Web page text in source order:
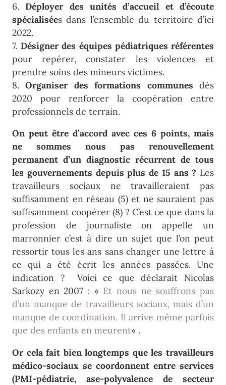
6.Déployer des unités d’accueil et d’écoute
spécialisées dans l’ensemble du territoire d’ici
2022.
7. Désigner des équipes pédiatriques référentes
pour repérer, constater les violences et
prendre soins des mineurs victimes.
8. Organiser des formations communes dès
2020 pour renforcer la coopération entre
professionnels de terrain.
On peut être d’accord avec ces 6 points, mais
ne sommes nous pas renouvellement
permanent d’un diagnostic récurrent de tous
les gouvernements depuis plus de 15 ans ? Les
travailleurs sociaux ne travailleraient pas
suffisamment en réseau (5) et ne sauraient pas
suffisamment coopérer (8) ? C’est ce que dans la
profession de journaliste on appelle un
marronnier c’est à dire un sujet que l’on peut
ressortir tous les ans sans changer une lettre à
ce qui a été écrit les années passées. Une
indication ? Voici ce que déclarait Nicolas
Sarkozy en 2007 : « Et nous ne souffrons pas
d’un manque de travailleurs sociaux, mais d’un
manque de coordination. Il arrive même parfois
que des enfants en meurent« .
Or cela fait bien longtemps que les travailleurs
médico-sociaux se coordonnent entre services
(PMI-pédiatrie, ase-polyvalence de secteur